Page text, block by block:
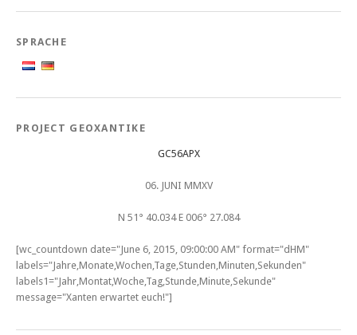
SPRACHE
PROJECT GEOXANTIKE
GC56APX
06. JUNI MMXV
N 51° 40.034 E 006° 27.084
[wc_countdown date="June 6, 2015, 09:00:00 AM" format="dHM"
labels="Jahre,Monate,Wochen,Tage,Stunden,Minuten,Sekunden"
labels1="Jahr,Montat,Woche,Tag,Stunde,Minute,Sekunde"
message="Xanten erwartet euch!"]